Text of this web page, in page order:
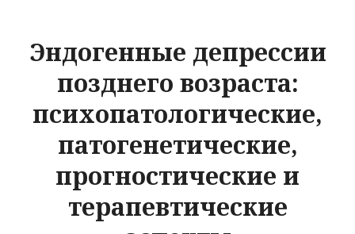
Эндогенные депрессии
позднего возраста:
психопатологические,
патогенетические,
прогностические и
терапевтические